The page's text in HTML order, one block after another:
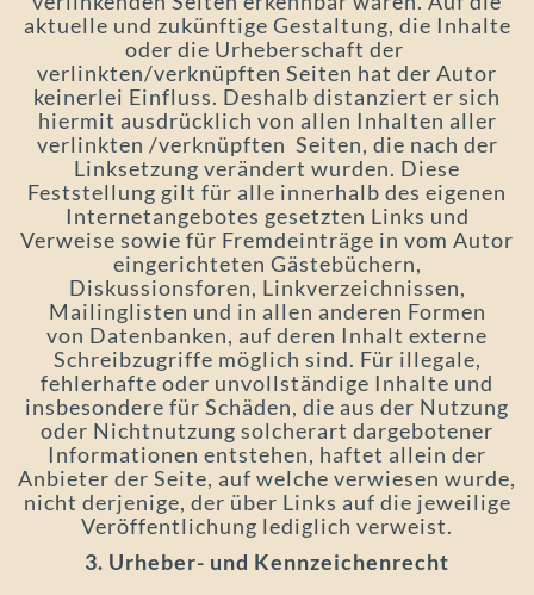
aktuelle und zukünftige Gestaltung, die Inhalte
oder die Urheberschaft der
verlinkten/verknüpften Seiten hat der Autor
keinerlei Einfluss. Deshalb distanziert er sich
hiermit ausdrücklich von allen Inhalten aller
verlinkten /verknüpften Seiten, die nach der
Linksetzung verändert wurden. Diese
Feststellung gilt für alle innerhalb des eigenen
Internetangebotes gesetzten Links und
Verweise sowie für Fremdeinträge in vom Autor
eingerichteten Gästebüchern,
Diskussionsforen, Linkverzeichnissen,
Mailinglisten und in allen anderen Formen
von Datenbanken, auf deren Inhalt externe
Schreibzugriffe möglich sind. Für illegale,
fehlerhafte oder unvollständige Inhalte und
insbesondere für Schäden, die aus der Nutzung
oder Nichtnutzung solcherart dargebotener
Informationen entstehen, haftet allein der
Anbieter der Seite, auf welche verwiesen wurde,
nicht derjenige, der über Links auf die jeweilige
Veröffentlichung lediglich verweist.
3. Urheber- und Kennzeichenrecht